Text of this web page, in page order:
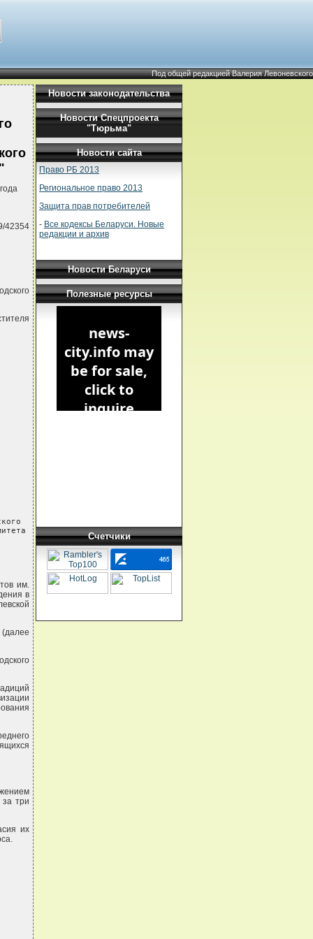
Под общей редакцией Валерия Левоневского
42354
им.
в
(далее
за три
их
Новости законодательства
Новости Спецпроекта
"Тюрьма"
Новости сайта
Право РБ 2013
Региональное право 2013
Защита прав потребителей
- Все кодексы Беларуси. Новые
редакции и архив
Новости Беларуси
Полезные ресурсы
Счетчики